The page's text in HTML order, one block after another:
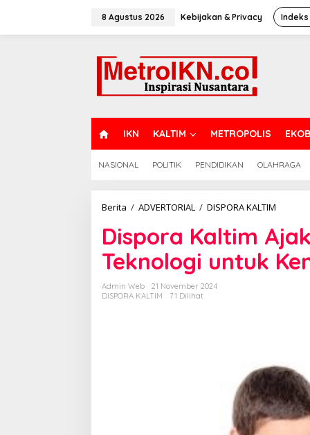
8 Agustus 2026 Kebijakan & Privacy
O
M
IKN KALTIM METROPOLIS
NASIONAL POLITIK PENDIDIKAN OLAHRAGA
Berita / ADVERTORIAL / DISPORA KALTIM
Ajak
Pemuda
Dispora Kaltim
Teknologi untuk
Admin Web
21 November 2024
DISPORA KALTIM
71 Dilihat